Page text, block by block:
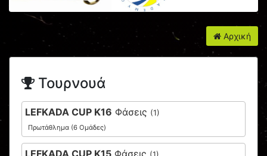
Αρχική
Τουρνουά
LEFKADA CUP K16 Φάσεις (1)
Πρωτάθλημα (6 Ομάδες)
LEFKADA CUP K15 Φάσεις